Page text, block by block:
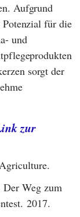
Aufgrund
für die
und
sorgt der
zur
Weg zum
2017.